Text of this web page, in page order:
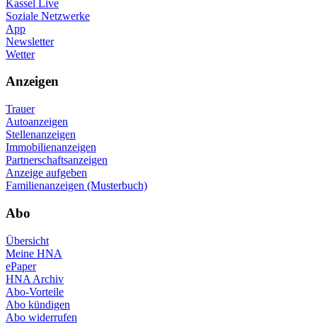
Kassel Live
Soziale Netzwerke
App
Newsletter
Wetter
Anzeigen
Trauer
Autoanzeigen
Stellenanzeigen
Immobilienanzeigen
Partnerschaftsanzeigen
Anzeige aufgeben
Familienanzeigen (Musterbuch)
Abo
Übersicht
Meine HNA
ePaper
HNA Archiv
Abo-Vorteile
Abo kündigen
Abo widerrufen